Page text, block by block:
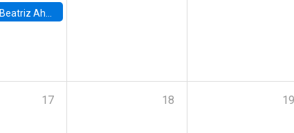
Beatriz Ahumada, PhD candidate, Universidad de Pittsburgh
17 18 19